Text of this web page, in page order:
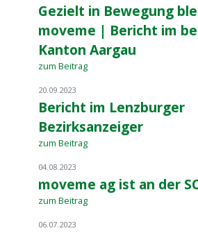
Gezielt in Bewegung
moveme | Bericht im
Kanton Aargau
zum Beitrag
20.09.2023
Bericht im Lenzburger
Bezirksanzeiger
zum Beitrag
04.08.2023
moveme ag ist an der
zum Beitrag
06.07.2023